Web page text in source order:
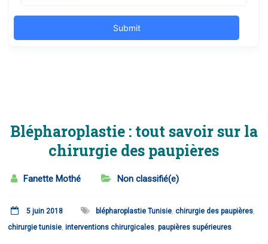
Blépharoplastie : tout savoir sur la
chirurgie des paupières
Fanette Mothé Non classifié(e)
5 juin 2018 blépharoplastie Tunisie,chirurgie des paupières,
chirurgie tunisie, interventions chirurgicales,paupières supérieures